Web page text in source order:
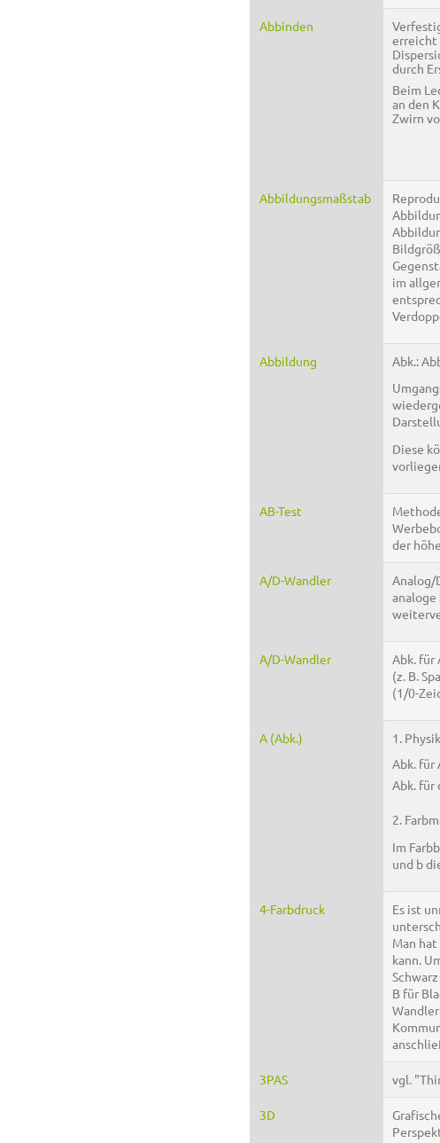
Abbinden
erreicht
durch
Beim
an den
Zwirn
Abbildungsmaßstab
im
Abbildung
Abk.:
Diese
AB-Test
der
A/D-Wandler
Analog/
A/D-Wandler
Abk. für
(z. B.
(1/0-
A (Abk.)
1.
Abk. für
Abk. für
2.
Im
und b
4-Farbdruck
Es ist
Man
kann.
B für
3PAS vgl.
3D